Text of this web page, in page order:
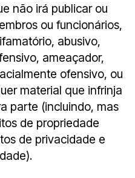
não irá publicar ou
ou funcionários,
abusivo,
ameaçador,
ofensivo, ou
material que infrinja
parte (incluindo, mas
de propriedade
de privacidade e